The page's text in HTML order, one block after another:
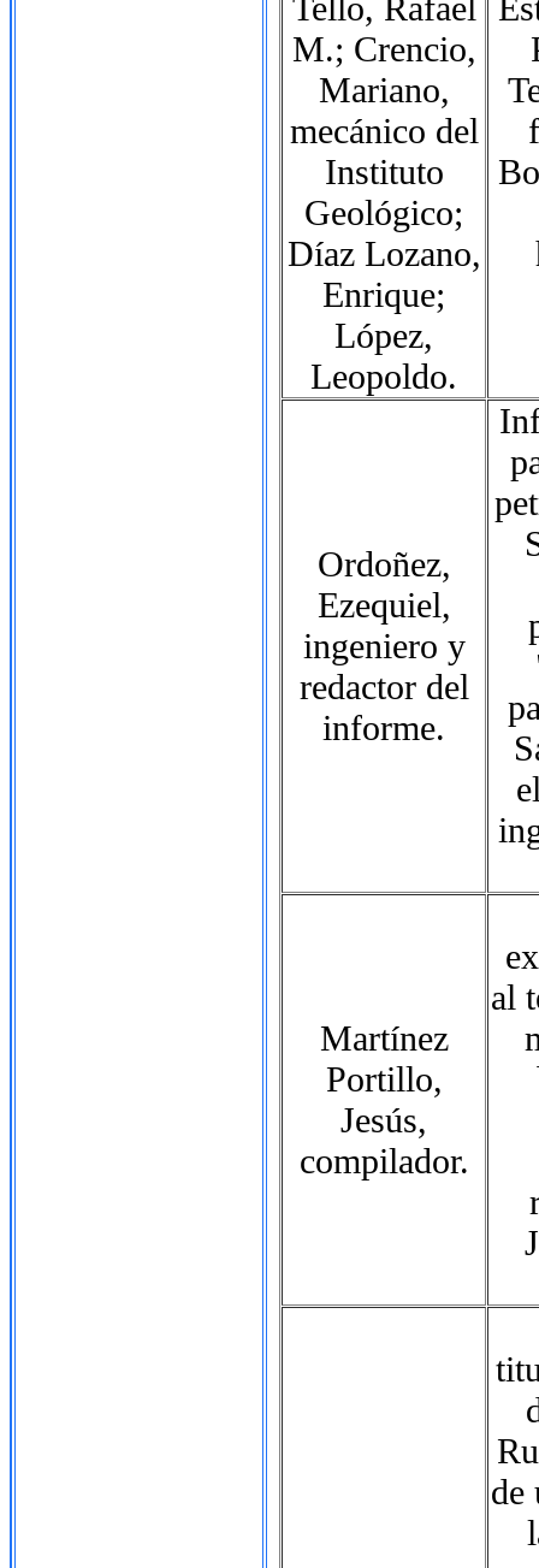
M.; Crencio,
Mariano,
mecánico del
Instituto
Geológico;
Díaz Lozano,
Enrique;
López,
Leopoldo.
Ordoñez,
Ezequiel,
ingeniero y
redactor del
informe.
Martínez
Portillo,
Jesús,
compilador.
al
de